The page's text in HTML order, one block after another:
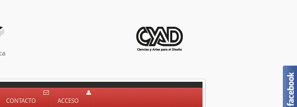
CONTACTO ACCESO